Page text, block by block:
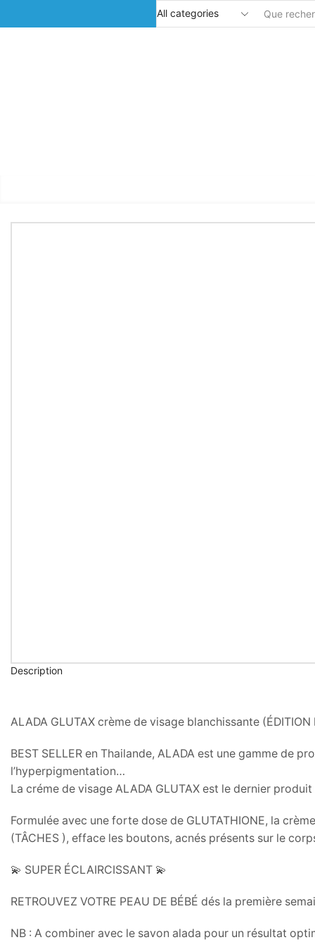
Description
ALADA GLUTAX crème de visage blanchissante (ÉDITION
BEST SELLER en Thailande, ALADA est une gamme de
l’hyperpigmentation…
La créme de visage ALADA GLUTAX est le dernier
Formulée avec une forte dose de GLUTATHIONE, la
(TÂCHES ), efface les boutons, acnés présents sur le
💫 SUPER ÉCLAIRCISSANT 💫
RETROUVEZ VOTRE PEAU DE BÉBÉ dés la première
NB : A combiner avec le savon alada pour un résultat